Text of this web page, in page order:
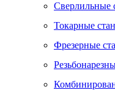
Сверлильные
Токарные
Фрезерные